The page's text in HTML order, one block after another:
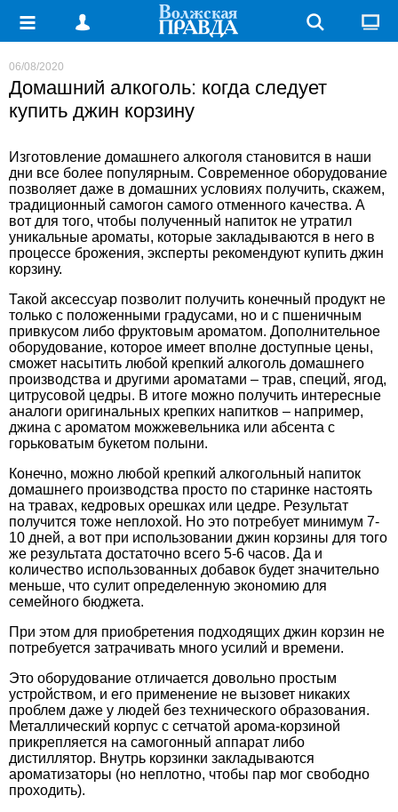
06/08/2020
Домашний алкоголь: когда следует
купить джин корзину
Изготовление домашнего алкоголя становится в наши
дни все более популярным. Современное оборудование
позволяет даже в домашних условиях получить, скажем,
традиционный самогон самого отменного качества. А
вот для того, чтобы полученный напиток не утратил
уникальные ароматы, которые закладываются в него в
процессе брожения, эксперты рекомендуют купить джин
корзину.
Такой аксессуар позволит получить конечный продукт не
только с положенными градусами, но и с пшеничным
привкусом либо фруктовым ароматом. Дополнительное
оборудование, которое имеет вполне доступные цены,
сможет насытить любой крепкий алкоголь домашнего
производства и другими ароматами – трав, специй, ягод,
цитрусовой цедры. В итоге можно получить интересные
аналоги оригинальных крепких напитков – например,
джина с ароматом можжевельника или абсента с
горьковатым букетом полыни.
Конечно, можно любой крепкий алкогольный напиток
домашнего производства просто по старинке настоять
на травах, кедровых орешках или цедре. Результат
получится тоже неплохой. Но это потребует минимум 7-
10 дней, а вот при использовании джин корзины для того
же результата достаточно всего 5-6 часов. Да и
количество использованных добавок будет значительно
меньше, что сулит определенную экономию для
семейного бюджета.
При этом для приобретения подходящих джин корзин не
потребуется затрачивать много усилий и времени.
Это оборудование отличается довольно простым
устройством, и его применение не вызовет никаких
проблем даже у людей без технического образования.
Металлический корпус с сетчатой арома-корзиной
прикрепляется на самогонный аппарат либо
дистиллятор. Внутрь корзинки закладываются
ароматизаторы (но неплотно, чтобы пар мог свободно
проходить).